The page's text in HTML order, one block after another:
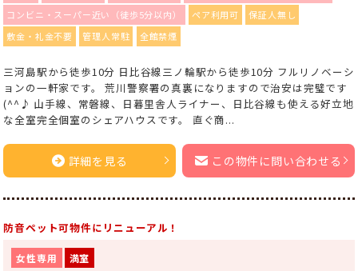
コンビニ・スーパー近い（徒歩5分以内）
ペア利用可
保証人無し
敷金・礼金不要
管理人常駐 全館禁煙
三河島駅から徒歩10分 日比谷線三ノ輪駅から徒歩10分 フルリノベーシ
ョンの一軒家です。 荒川警察署の真裏になりますので治安は完璧です
(^^♪ 山手線、常磐線、日暮里舎人ライナー、日比谷線も使える好立地
な全室完全個室のシェアハウスです。 直ぐ商...
詳細を見る この物件に問い合わせる
防音ペット可物件にリニューアル！
女性専用 満室